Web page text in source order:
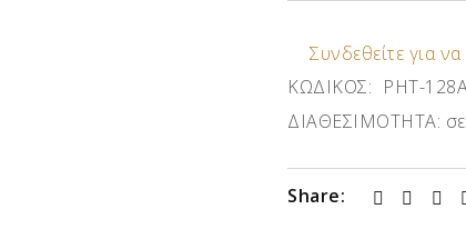
Συνδεθείτε για να
ΚΩΔΙΚΟΣ: ΡΗΤ-
ΔΙΑΘΕΣΙΜΟΤΗΤΑ:
Share: